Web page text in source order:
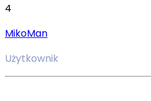
4
MikoMan
Użytkownik